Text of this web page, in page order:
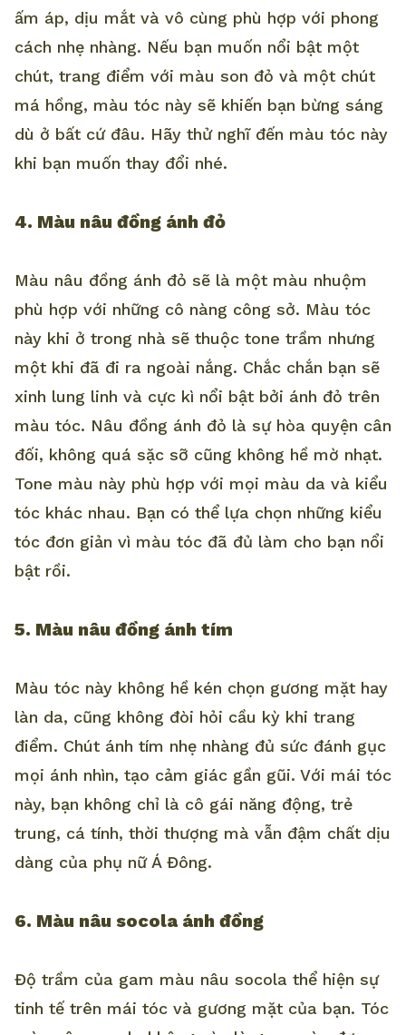
ấm áp, dịu mắt và vô cùng phù hợp với phong
cách nhẹ nhàng. Nếu bạn muốn nổi bật một
chút, trang điểm với màu son đỏ và một chút
má hồng, màu tóc này sẽ khiến bạn bừng sáng
dù ở bất cứ đâu. Hãy thử nghĩ đến màu tóc này
khi bạn muốn thay đổi nhé.
4. Màu nâu đồng ánh đỏ
Màu nâu đồng ánh đỏ sẽ là một màu nhuộm
phù hợp với những cô nàng công sở. Màu tóc
này khi ở trong nhà sẽ thuộc tone trầm nhưng
một khi đã đi ra ngoài nắng. Chắc chắn bạn sẽ
xinh lung linh và cực kì nổi bật bởi ánh đỏ trên
màu tóc. Nâu đồng ánh đỏ là sự hòa quyện cân
đối, không quá sặc sỡ cũng không hề mờ nhạt.
Tone màu này phù hợp với mọi màu da và kiểu
tóc khác nhau. Bạn có thể lựa chọn những kiểu
tóc đơn giản vì màu tóc đã đủ làm cho bạn nổi
bật rồi.
5. Màu nâu đồng ánh tím
Màu tóc này không hề kén chọn gương mặt hay
làn da, cũng không đòi hỏi cầu kỳ khi trang
điểm. Chút ánh tím nhẹ nhàng đủ sức đánh gục
mọi ánh nhìn, tạo cảm giác gần gũi. Với mái tóc
này, bạn không chỉ là cô gái năng động, trẻ
trung, cá tính, thời thượng mà vẫn đậm chất dịu
dàng của phụ nữ Á Đông.
6. Màu nâu socola ánh đồng
Độ trầm của gam màu nâu socola thể hiện sự
tinh tế trên mái tóc và gương mặt của bạn. Tóc